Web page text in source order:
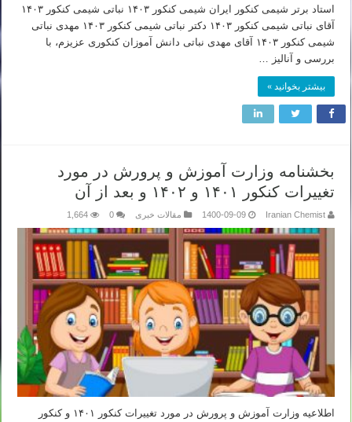
استاد برتر شیمی کنکور ایران شیمی کنکور ۱۴۰۳ نباتی شیمی کنکور ۱۴۰۳
آقای نباتی شیمی کنکور ۱۴۰۳ دکتر نباتی شیمی کنکور ۱۴۰۳ مهدی نباتی
شیمی کنکور ۱۴۰۳ آقای مهدی نباتی دانش آموزان کنکوری عزیزم، با
بررسی و آنالیز …
بیشتر بخوانید »
بخشنامه وزارت آموزش و پرورش در مورد
تغییرات کنکور ۱۴۰۱ و ۱۴۰۲ و بعد از آن
Iranian Chemist
1400-09-09 مقالات خبری 0
1,664
اطلاعیه وزارت آموزش و پرورش در مورد تغییرات کنکور ۱۴۰۱ و کنکور